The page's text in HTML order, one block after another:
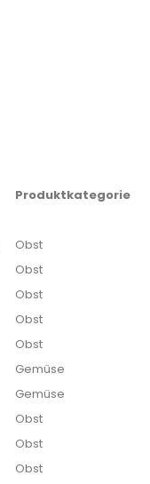
Produktkategorie
Obst
Obst
Obst
Obst
Obst
Gemüse
Gemüse
Obst
Obst
Obst